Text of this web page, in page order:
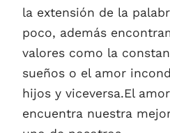
la extensión de la
poco, además
valores como la
sueños o el amor
hijos y viceversa.El
encuentra nuestra